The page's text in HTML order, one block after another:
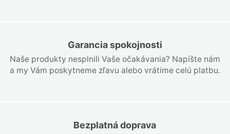
Garancia spokojnosti
Naše produkty nesplnili Vaše očakávania? Napíšte nám
a my Vám poskytneme zľavu alebo vrátime celú platbu.
Bezplatná doprava